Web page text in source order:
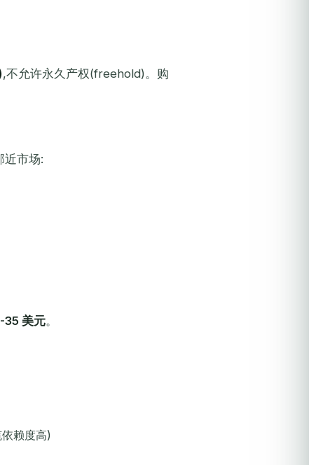
,不允许永久产权(freehold)。购
近市场:
35 美元。
赖度高)